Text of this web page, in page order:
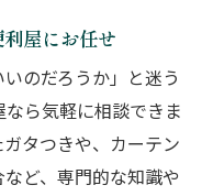
屋にお任せ
のだろうか」と迷う
ら気軽に相談できま
タつきや、カーテン
ど、専門的な知識や